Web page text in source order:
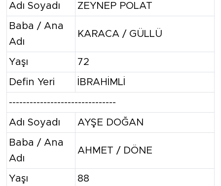
Adı Soyadı ZEYNEP POLAT
Baba / Ana
Adı
KARACA / GÜLLÜ
Yaşı 72
Defin Yeri İBRAHİMLİ
-------------------------------
Adı Soyadı AYŞE DOĞAN
Baba / Ana
Adı
AHMET / DÖNE
Yaşı 88